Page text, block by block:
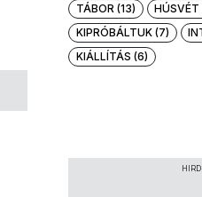
TÁBOR (13)
HÚSVÉT
KIPRÓBÁLTUK (7)
KIÁLLÍTÁS (6)